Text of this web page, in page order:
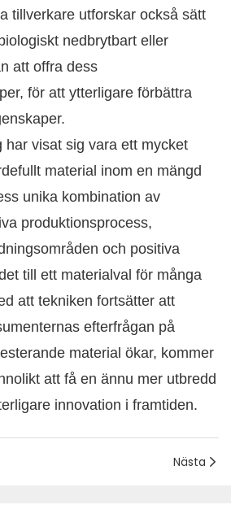
tillverkare utforskar också sätt
nedbrytbart eller
att offra dess
för att ytterligare förbättra
har visat sig vara ett mycket
material inom en mängd
unika kombination av
produktionsprocess,
och positiva
till ett materialval för många
att tekniken fortsätter att
efterfrågan på
material ökar, kommer
att få en ännu mer utbredd
innovation i framtiden.
Nästa